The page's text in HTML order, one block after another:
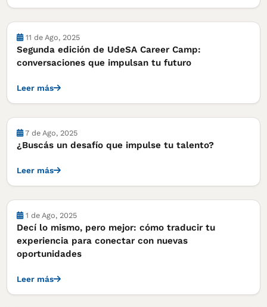
11 de Ago, 2025
Segunda edición de UdeSA Career Camp:
conversaciones que impulsan tu futuro
Leer más
7 de Ago, 2025
¿Buscás un desafío que impulse tu talento?
Leer más
1 de Ago, 2025
Decí lo mismo, pero mejor: cómo traducir tu
experiencia para conectar con nuevas
oportunidades
Leer más